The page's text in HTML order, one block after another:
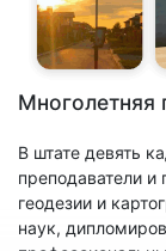
Многолетняя
В штате девять
преподаватели и
геодезии и
наук,